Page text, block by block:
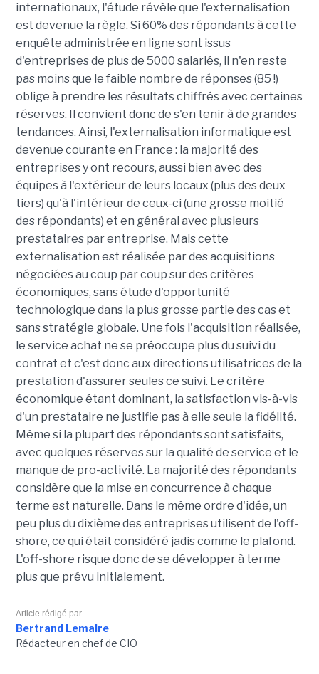
internationaux, l'étude révèle que l'externalisation
est devenue la règle. Si 60% des répondants à cette
enquête administrée en ligne sont issus
d'entreprises de plus de 5000 salariés, il n'en reste
pas moins que le faible nombre de réponses (85 !)
oblige à prendre les résultats chiffrés avec certaines
réserves. Il convient donc de s'en tenir à de grandes
tendances. Ainsi, l'externalisation informatique est
devenue courante en France : la majorité des
entreprises y ont recours, aussi bien avec des
équipes à l'extérieur de leurs locaux (plus des deux
tiers) qu'à l'intérieur de ceux-ci (une grosse moitié
des répondants) et en général avec plusieurs
prestataires par entreprise. Mais cette
externalisation est réalisée par des acquisitions
négociées au coup par coup sur des critères
économiques, sans étude d'opportunité
technologique dans la plus grosse partie des cas et
sans stratégie globale. Une fois l'acquisition réalisée,
le service achat ne se préoccupe plus du suivi du
contrat et c'est donc aux directions utilisatrices de la
prestation d'assurer seules ce suivi. Le critère
économique étant dominant, la satisfaction vis-à-vis
d'un prestataire ne justifie pas à elle seule la fidélité.
Même si la plupart des répondants sont satisfaits,
avec quelques réserves sur la qualité de service et le
manque de pro-activité. La majorité des répondants
considère que la mise en concurrence à chaque
terme est naturelle. Dans le même ordre d'idée, un
peu plus du dixième des entreprises utilisent de l'off-
shore, ce qui était considéré jadis comme le plafond.
L'off-shore risque donc de se développer à terme
plus que prévu initialement.
Article rédigé par
Bertrand Lemaire
Rédacteur en chef de CIO